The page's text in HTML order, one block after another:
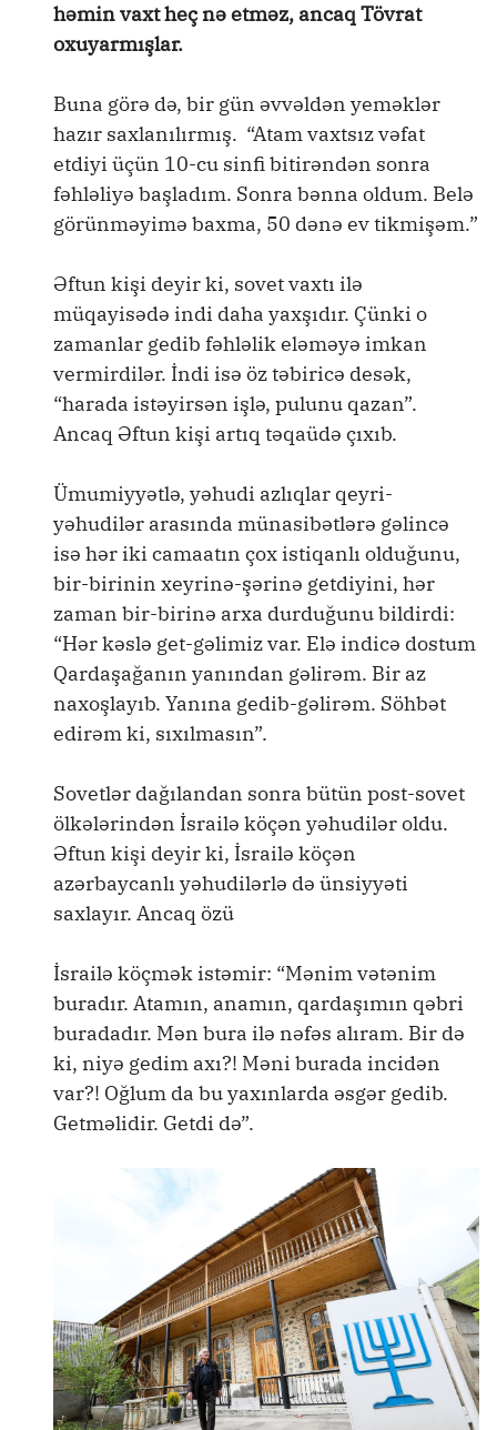
həmin vaxt heç nə etməz, ancaq Tövrat
oxuyarmışlar.
Buna görə də, bir gün əvvəldən yeməklər
hazır saxlanılırmış. “Atam vaxtsız vəfat
etdiyi üçün 10-cu sinfi bitirəndən sonra
fəhləliyə başladım. Sonra bənna oldum. Belə
görünməyimə baxma, 50 dənə ev tikmişəm.”
Əftun kişi deyir ki, sovet vaxtı ilə
müqayisədə indi daha yaxşıdır. Çünki o
zamanlar gedib fəhləlik eləməyə imkan
vermirdilər. İndi isə öz təbiricə desək,
“harada istəyirsən işlə, pulunu qazan”.
Ancaq Əftun kişi artıq təqaüdə çıxıb.
Ümumiyyətlə, yəhudi azlıqlar qeyri-
yəhudilər arasında münasibətlərə gəlincə
isə hər iki camaatın çox istiqanlı olduğunu,
bir-birinin xeyrinə-şərinə getdiyini, hər
zaman bir-birinə arxa durduğunu bildirdi:
“Hər kəslə get-gəlimiz var. Elə indicə dostum
Qardaşağanın yanından gəlirəm. Bir az
naxoşlayıb. Yanına gedib-gəlirəm. Söhbət
edirəm ki, sıxılmasın”.
Sovetlər dağılandan sonra bütün post-sovet
ölkələrindən İsrailə köçən yəhudilər oldu.
Əftun kişi deyir ki, İsrailə köçən
azərbaycanlı yəhudilərlə də ünsiyyəti
saxlayır. Ancaq özü
İsrailə köçmək istəmir: “Mənim vətənim
buradır. Atamın, anamın, qardaşımın qəbri
buradadır. Mən bura ilə nəfəs alıram. Bir də
ki, niyə gedim axı?! Məni burada incidən
var?! Oğlum da bu yaxınlarda əsgər gedib.
Getməlidir. Getdi də”.